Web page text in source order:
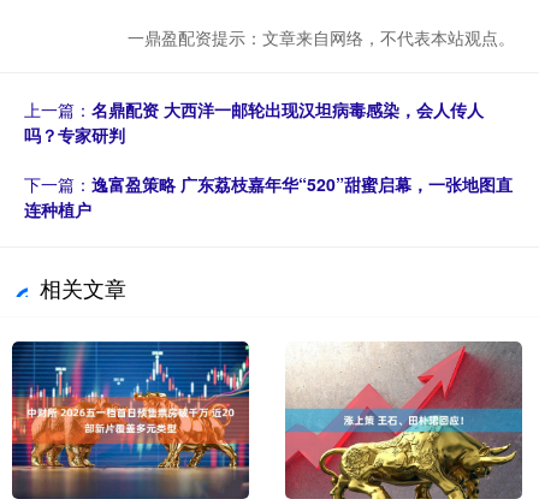
一鼎盈配资提示：文章来自网络，不代表本站观点。
上一篇： 名鼎配资 大西洋一邮轮出现汉坦病毒感染，会人传人
吗？专家研判
下一篇： 逸富盈策略 广东荔枝嘉年华“520”甜蜜启幕，一张地图直
连种植户
相关文章